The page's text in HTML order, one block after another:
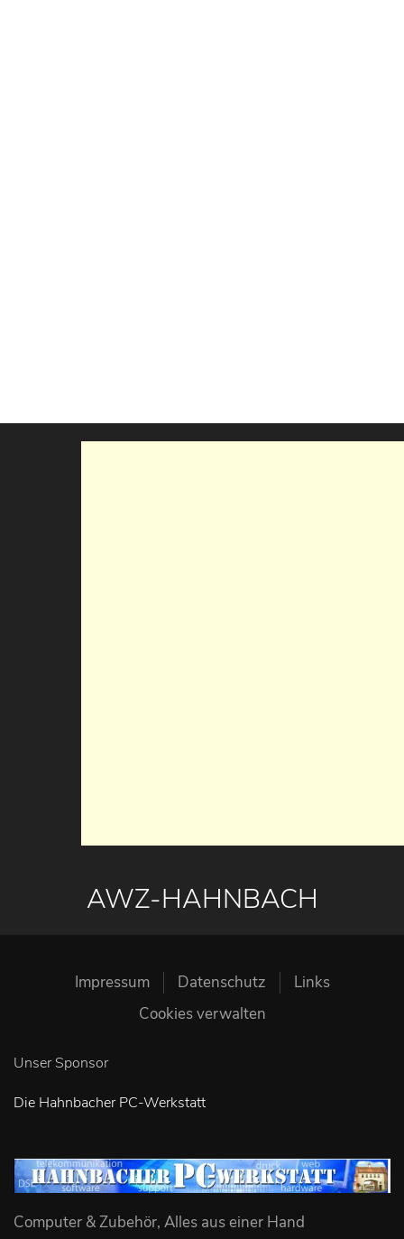
AWZ-HAHNBACH
Impressum Datenschutz
Links
Cookies verwalten
Unser Sponsor
Die Hahnbacher PC-Werkstatt
Computer & Zubehör, Alles aus einer Hand